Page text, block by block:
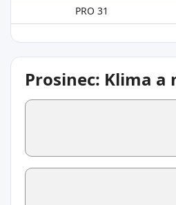
PRO 31
Prosinec: Klima